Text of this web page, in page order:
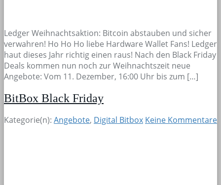
Ledger Weihnachtsaktion: Bitcoin abstauben und sicher
verwahren! Ho Ho Ho liebe Hardware Wallet Fans! Ledger
haut dieses Jahr richtig einen raus! Nach den Black Friday
Deals kommen nun noch zur Weihnachtszeit neue
Angebote: Vom 11. Dezember, 16:00 Uhr bis zum […]
BitBox Black Friday
Kategorie(n): Angebote, Digital Bitbox Keine Kommentare